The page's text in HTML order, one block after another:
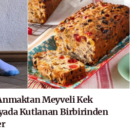
Meyveli Kek
Kutlanan Birbirinden